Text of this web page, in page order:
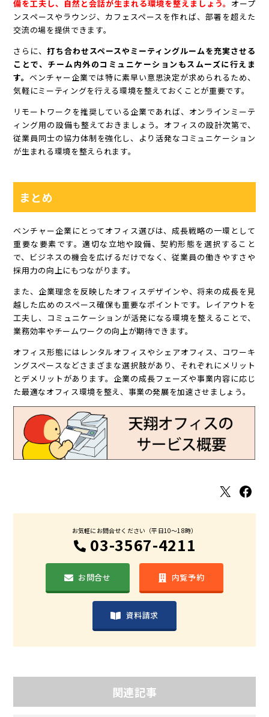
備を工夫し、自然と会話が生まれる環境を整えましょう。 オープ
ンスペースやラウンジ、カフェスペースを作れば、部署を超えた
交流の場を提供できます。
さらに、打ち合わせスペースやミーティングルームを充実させる
ことで、チーム内外のコミュニケーションもスムーズに行えま
す。 ベンチャー企業では特に素早い意思決定が求められるため、
気軽にミーティングを行える環境を整えておくことが重要です。
リモートワークを推奨している企業であれば、オンラインミーテ
ィング用の設備も整えておきましょう。オフィスの設計次第で、
従業員同士の協力体制を強化し、より活発なコミュニケーション
が生まれる環境を整えられます。
まとめ
ベンチャー企業にとってオフィス選びは、成長戦略の一環として
重要な要素です。適切な立地や設備、契約形態を選択すること
で、ビジネスの機会を広げるだけでなく、従業員の働きやすさや
採用力の向上にもつながります。
また、企業理念を反映したオフィスデザインや、将来の成長を見
越した広めのスペース確保も重要なポイントです。レイアウトを
工夫し、コミュニケーションが活発になる環境を整えることで、
業務効率やチームワークの向上が期待できます。
オフィス形態にはレンタルオフィスやシェアオフィス、コワーキ
ングスペースなどさまざまな選択肢があり、それぞれにメリット
とデメリットがあります。企業の成長フェーズや事業内容に応じ
た最適なオフィス環境を整え、事業の発展を加速させましょう。
X Facebook
お気軽にお問合せください（平日10〜18時）
03-3567-4211
お問合せ 内覧予約
資料請求
関連記事